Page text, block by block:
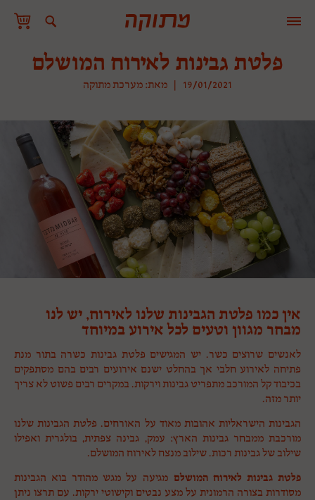
פלטת גבינות לאירוח המושלם
19/01/2021
| מאת: מערכת מתוקה
אין כמו פלטת הגבינות שלנו לאירוח, יש לנו
מבחר מגוון וטעים לכל אירוע במיוחד
לאנשים שרוצים כשר. יש המגישים פלטת גבינות כשרה בתור מנת
פתיחה לאירוע חלבי אך בהחלט ישנם אירועים רבים בהם מסתפקים
בכיבוד קל המורכב מתפריט גבינות וירקות. במקרים רבים פשוט לא צריך
יותר מזה.
הגבינות הישראליות אהובות מאוד על האורחים. פלטת הגבינות שלנו
מורכבת ממבחר גבינות הארץ: עמק, גבינה צפתית, בולגרית ואפילו
שילוב של גבינות רכות. שילוב מנצח לאירוח המושלם.
פלטת גבינות לאירוח המושלם מגיעה על מגש מהודר בוא הגבינות
מסודרות בצורה הרמונית על מצע נבטים וקישוטי ירקות. עם תרצו ניתן